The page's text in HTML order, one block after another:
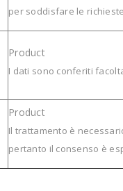
per soddisfare le
I dati sono conferiti
Il trattamento è
pertanto il consenso è